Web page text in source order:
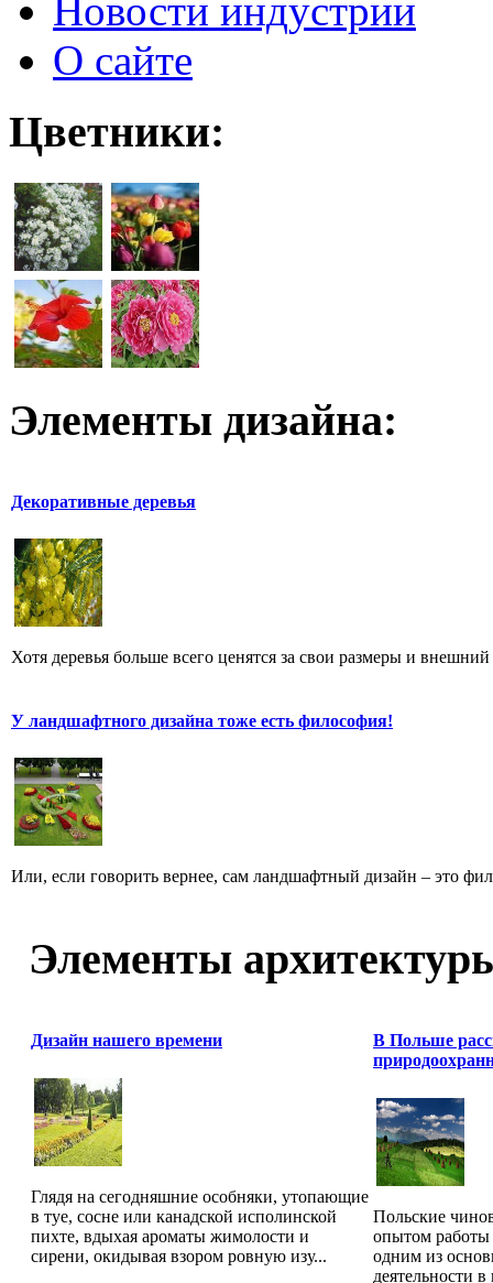
Новости индустрии
О сайте
Цветники:
Элементы дизайна:
Декоративные деревья
Хотя деревья больше всего ценятся за свои размеры и
У ландшафтного дизайна тоже есть философия!
Или, если говорить вернее, сам ландшафтный дизайн – это
Элементы
Дизайн нашего времени
Глядя на сегодняшние особняки, утопающие
в туе, сосне или канадской исполинской
пихте, вдыхая ароматы жимолости и
сирени, окидывая взором ровную изу...
В Польше
Польские
опытом работы
одним из
деятельности